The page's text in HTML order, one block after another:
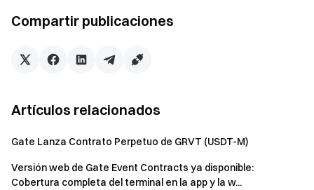
aplicación para acceder al trading. Además, puede
enlace:
https://www.Gate/Pilot
a. Si un token Pilot cumple con los criterios de trading de
mercado spot. Durante esta transición, el token se
operará simultáneamente en los mercados Pilot y spot
durante 3-7 días. Después de este período, el trading en
Compartir publicaciones
Artículos relacionados
Gate Lanza Contrato Perpetuo de GRVT (USDT-M)
Versión web de Gate Event Contracts ya disponible:
Cobertura completa del terminal en la app y la w...